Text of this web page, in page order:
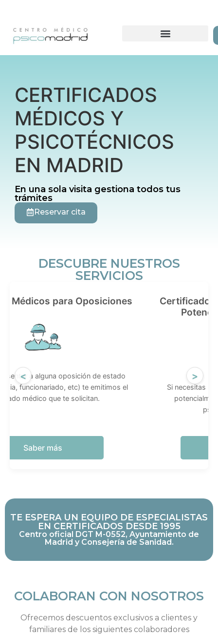
CERTIFICADOS
MÉDICOS Y
PSICOTÉCNICOS
EN MADRID
En una sola visita gestiona todos tus
trámites
Reservar cita
<
Médicos para Oposiciones
a alguna oposición de estado
funcionariado, etc) te emitimos el
médico que te solicitan.
Saber más
Certificados
Si necesitas
>
DESCUBRE NUESTROS
SERVICIOS
TE ESPERA UN EQUIPO DE ESPECIALISTAS
EN CERTIFICADOS DESDE 1995
Centro oficial DGT M-0552, Ayuntamiento de
Madrid y Consejería de Sanidad.
COLABORAN CON NOSOTROS
Ofrecemos descuentos exclusivos a clientes y
familiares de los siguientes colaboradores